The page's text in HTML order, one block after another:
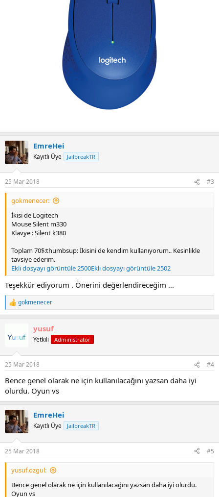
EmreHei
Kayıtlı Üye JailbreakTR
25 Mar 2018 #3
gokmenecer:
İkisi de Logitech
Mouse Silent m330
Klavye : Silent k380
Toplam 70$:thumbsup: İkisini de kendim kullanıyorum.. Kesinlikle
tavsiye ederim.
Ekli dosyayı görüntüle 2500Ekli dosyayı görüntüle 2502
Teşekkür ediyorum . Önerini değerlendireceğim ...
R
e
t
n
s
gokmenecer
yusuf_
Yetkili Administrator
25 Mar 2018 #4
Bence genel olarak ne için kullanılacağını yazsan daha iyi
olurdu. Oyun vs
EmreHei
Kayıtlı Üye JailbreakTR
25 Mar 2018 #5
yusuf.ozgul:
Bence genel olarak ne için kullanılacağını yazsan daha iyi olurdu.
Oyun vs